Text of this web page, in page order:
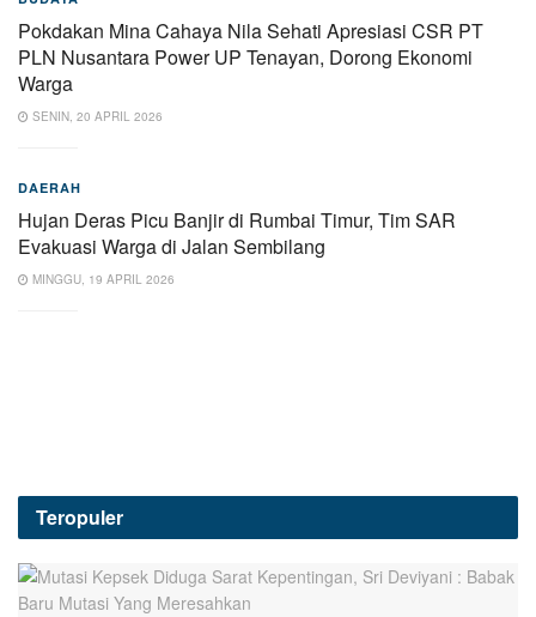
Pokdakan Mina Cahaya Nila Sehati Apresiasi CSR PT
PLN Nusantara Power UP Tenayan, Dorong Ekonomi
Warga
SENIN, 20 APRIL 2026
DAERAH
Hujan Deras Picu Banjir di Rumbai Timur, Tim SAR
Evakuasi Warga di Jalan Sembilang
MINGGU, 19 APRIL 2026
Teropuler